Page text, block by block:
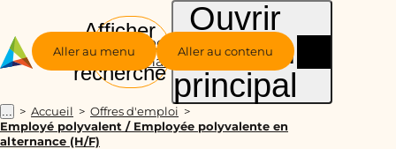
Aller au menu Aller au contenu
Groupe
Alternance
Afficher
la
recherche
Ouvrir
le menu
principal
... Accueil
Offres d'emploi
Employé polyvalent / Employée polyvalente en
alternance (H/F)